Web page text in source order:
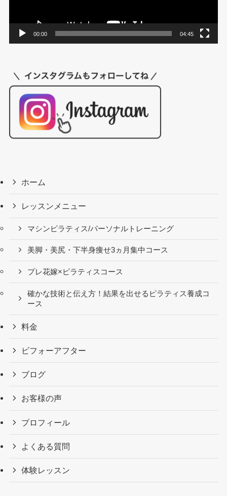
00:00 04:45
ホーム
レッスンメニュー
マシンピラティス/パーソナルトレーニング
美脚・美尻・下半身痩せ3ヵ月集中コース
プレ花嫁×ピラティスコース
確かな技術と伝え方！結果を出せるピラティス養成コ
ース
料金
ビフォーアフター
ブログ
お客様の声
プロフィール
よくある質問
体験レッスン